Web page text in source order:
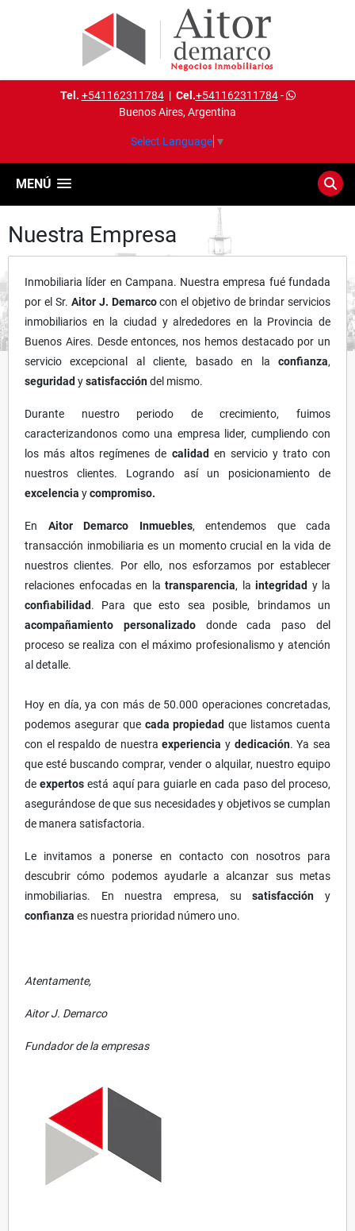
Tel. +541162311784| Cel.+541162311784-
Buenos Aires, Argentina
Select Language ▼
MENÚ
Nuestra Empresa
Inmobiliaria líder en Campana. Nuestra empresa fué fundada
por el Sr. Aitor J. Demarcocon el objetivo de brindar servicios
inmobiliarios en la ciudad y alrededores en la Provincia de
Buenos Aires. Desde entonces, nos hemos destacado por un
servicio excepcional al cliente, basado en la confianza,
seguridad ysatisfaccióndel mismo.
Durante nuestro periodo de crecimiento, fuimos
caracterizandonos como una empresa lider, cumpliendo con
los más altos regímenes de calidad en servicio y trato con
nuestros clientes. Logrando así un posicionamiento de
excelencia ycompromiso.
En Aitor Demarco Inmuebles, entendemos que cada
transacción inmobiliaria es un momento crucial en la vida de
nuestros clientes. Por ello, nos esforzamos por establecer
relaciones enfocadas en la transparencia, la integridad y la
confiabilidad. Para que esto sea posible, brindamos un
acompañamiento personalizadodonde cada paso del
proceso se realiza con el máximo profesionalismo y atención
al detalle.
Hoy en día, ya con más de 50.000 operaciones concretadas,
podemos asegurar que cada propiedad que listamos cuenta
con el respaldo de nuestraexperienciay dedicación. Ya sea
que esté buscando comprar, vender o alquilar, nuestro equipo
deexpertosestá aquí para guiarle en cada paso del proceso,
asegurándose de que sus necesidades y objetivos se cumplan
de manera satisfactoria.
Le invitamos a ponerse en contacto con nosotros para
descubrir cómo podemos ayudarle a alcanzar sus metas
inmobiliarias. En nuestra empresa, susatisfaccióny
confianza es nuestra prioridad número uno.
Atentamente,
Aitor J. Demarco
Fundador de la empresas